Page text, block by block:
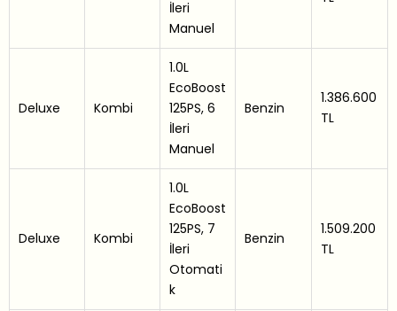
İleri
Manuel
Deluxe Kombi
1.0L
EcoBoost
125PS, 6
İleri
Manuel
Benzin
1.386.600
TL
Deluxe Kombi
1.0L
EcoBoost
125PS, 7
İleri
Otomati
k
Benzin
1.509.200
TL